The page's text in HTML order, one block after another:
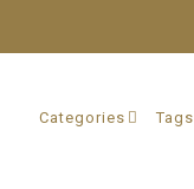
Categories Tags